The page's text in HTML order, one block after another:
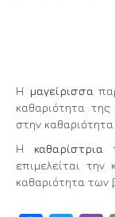
Η μαγείρισσα
καθαριότητα
στην
Η καθαρίστρια
επιμελείται
καθαριότητα των